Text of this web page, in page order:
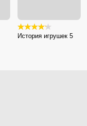
История игрушек 5